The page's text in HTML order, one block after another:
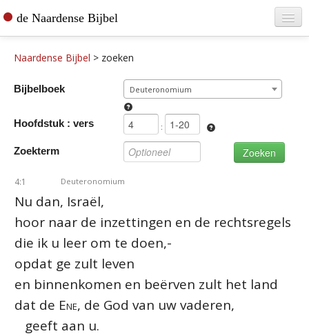
de Naardense Bijbel
De vertaler
Contact
Naardense Bijbel > zoeken
Bijbelboek Deuteronomium
Hoofdstuk : vers :
Zoekterm
4:1 Deuteronomium
Nu dan, Israël,
hoor naar de inzettingen en de rechtsregels
die ik u leer om te doen,-
opdat ge zult leven
en binnenkomen en beërven zult het land
dat de Ene, de God van uw vaderen,
geeft aan u.